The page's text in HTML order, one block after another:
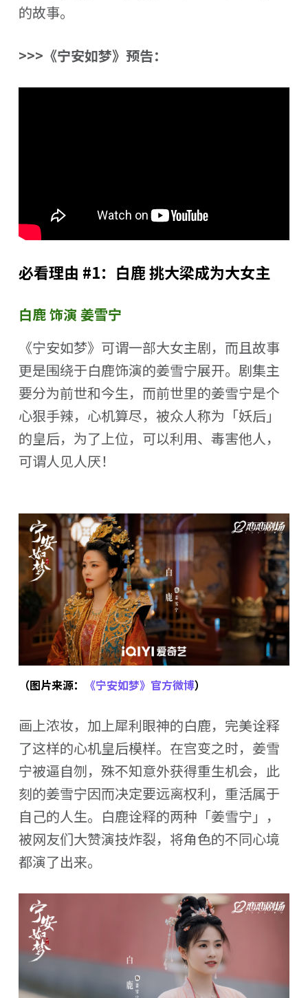
的故事。
>>>《宁安如梦》预告：
必看理由 #1：白鹿 挑大梁成为大女主
白鹿 饰演 姜雪宁
《宁安如梦》可谓一部大女主剧，而且故事
更是围绕于白鹿饰演的姜雪宁展开。剧集主
要分为前世和今生，而前世里的姜雪宁是个
心狠手辣，心机算尽，被众人称为「妖后」
的皇后，为了上位，可以利用、毒害他人，
可谓人见人厌！
（图片来源： 《宁安如梦》官方微博）
画上浓妆，加上犀利眼神的白鹿，完美诠释
了这样的心机皇后模样。在宫变之时，姜雪
宁被逼自刎，殊不知意外获得重生机会，此
刻的姜雪宁因而决定要远离权利，重活属于
自己的人生。白鹿诠释的两种「姜雪宁」，
被网友们大赞演技炸裂，将角色的不同心境
都演了出来。